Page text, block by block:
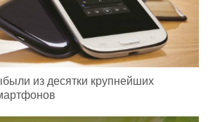
из десятки крупнейших